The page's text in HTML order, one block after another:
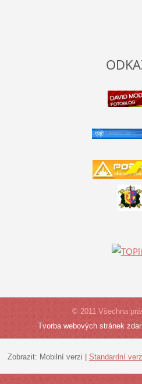
© 2011 Všechna
Tvorba webových stránek
Zobrazit: Mobilní verzi Standardní